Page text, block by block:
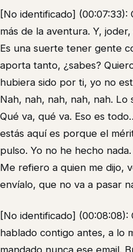
[No identificado]
más de la aventura. Y,
Es una suerte tener gente
aporta tanto, ¿sabes?
hubiera sido por ti, yo no
Nah, nah, nah, nah, nah. Lo
Qué va, qué va. Eso es
estás aquí es porque el
pulso. Yo no he hecho
Me refiero a quien me dijo,
envíalo, que no va a pasar
[No identificado] (00:08:08):
hablado contigo antes, a lo